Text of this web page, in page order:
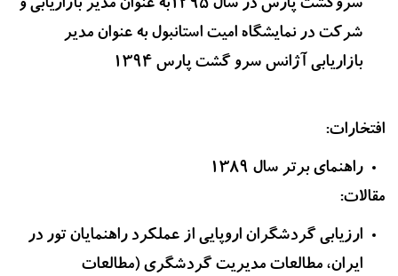
سروگشت پارس در سال 1395به عنوان مدیر بازاریابی و
شرکت در نمایشگاه امیت استانبول به عنوان مدیر
بازاریابی آژانس سرو گشت پارس 1394
افتخارات:
راهنمای برتر سال 1389
مقالات:
ارزیابی گردشگران اروپایی از عملکرد راهنمایان تور در
ایران، مطالعات مدیریت گردشگری (مطالعات